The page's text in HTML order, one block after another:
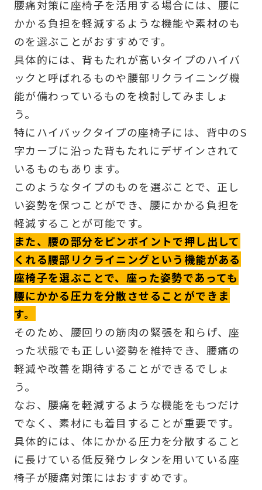
腰痛対策に座椅子を活用する場合には、腰に
かかる負担を軽減するような機能や素材のも
のを選ぶことがおすすめです。
具体的には、背もたれが高いタイプのハイバ
ックと呼ばれるものや腰部リクライニング機
能が備わっているものを検討してみましょ
う。
特にハイバックタイプの座椅子には、背中のS
字カーブに沿った背もたれにデザインされて
いるものもあります。
このようなタイプのものを選ぶことで、正し
い姿勢を保つことができ、腰にかかる負担を
軽減することが可能です。
また、腰の部分をピンポイントで押し出して
くれる腰部リクライニングという機能がある
座椅子を選ぶことで、座った姿勢であっても
腰にかかる圧力を分散させることができま
す。
そのため、腰回りの筋肉の緊張を和らげ、座
った状態でも正しい姿勢を維持でき、腰痛の
軽減や改善を期待することができるでしょ
う。
なお、腰痛を軽減するような機能をもつだけ
でなく、素材にも着目することが重要です。
具体的には、体にかかる圧力を分散すること
に長けている低反発ウレタンを用いている座
椅子が腰痛対策にはおすすめです。